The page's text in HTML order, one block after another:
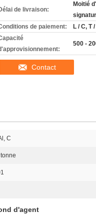
de livraison:
Moitié
de paiement:
L / C, T
500 -
Contact
C
d'agent